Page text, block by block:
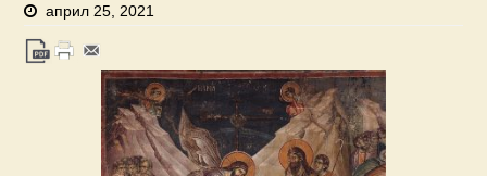
април 25, 2021